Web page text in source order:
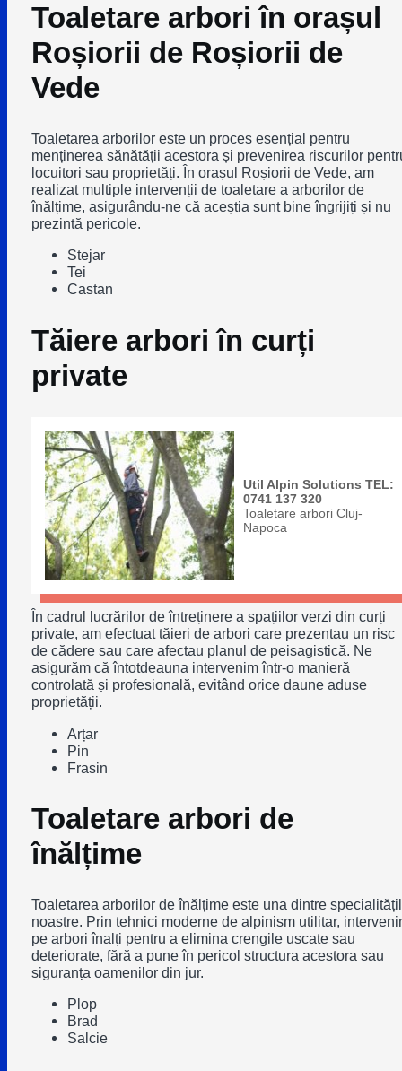
Toaletare arbori în orașul
Roșiorii de Roșiorii de
Vede
Toaletarea arborilor este un proces esențial pentru
menținerea sănătății acestora și prevenirea riscurilor
locuitori sau proprietăți. În orașul Roșiorii de Vede, am
realizat multiple intervenții de toaletare a arborilor de
înălțime, asigurându-ne că aceștia sunt bine îngrijiți și nu
prezintă pericole.
Stejar
Tei
Castan
Tăiere arbori în curți
private
Util Alpin Solutions TEL:
0741 137 320
Toaletare arbori Cluj-
Napoca
În cadrul lucrărilor de întreținere a spațiilor verzi din curți
private, am efectuat tăieri de arbori care prezentau un risc
de cădere sau care afectau planul de peisagistică. Ne
asigurăm că întotdeauna intervenim într-o manieră
controlată și profesională, evitând orice daune aduse
proprietății.
Arțar
Pin
Frasin
Toaletare arbori de
înălțime
Toaletarea arborilor de înălțime este una dintre
noastre. Prin tehnici moderne de alpinism utilitar,
pe arbori înalți pentru a elimina crengile uscate sau
deteriorate, fără a pune în pericol structura acestora sau
siguranța oamenilor din jur.
Plop
Brad
Salcie